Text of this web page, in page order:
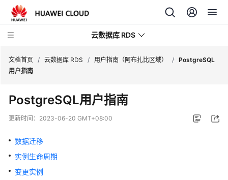
云数据库 RDS
产
介
绍
计
文档首页 / 云数据库 RDS / 用户指南（阿布扎比区域） / PostgreSQL
用户指南
PostgreSQL用户指南
更新时间： 2023-06-20 GMT+08:00
数据迁移
实例生命周期
变更实例